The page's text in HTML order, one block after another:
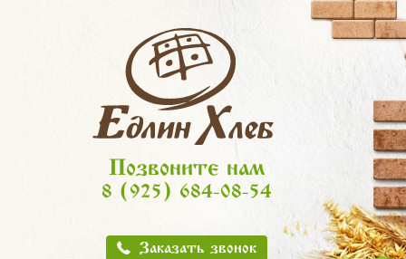
Позвоните нам
8 (925) 684-08-54
Заказать звонок